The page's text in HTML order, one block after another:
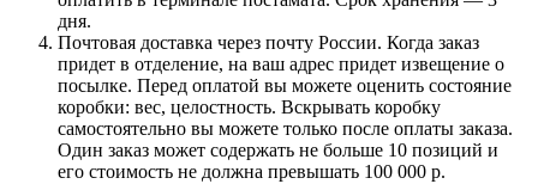
дня.
Почтовая доставка через почту России. Когда заказ
придет в отделение, на ваш адрес придет извещение о
посылке. Перед оплатой вы можете оценить состояние
коробки: вес, целостность. Вскрывать коробку
самостоятельно вы можете только после оплаты заказа.
Один заказ может содержать не больше 10 позиций и
его стоимость не должна превышать 100 000 р.